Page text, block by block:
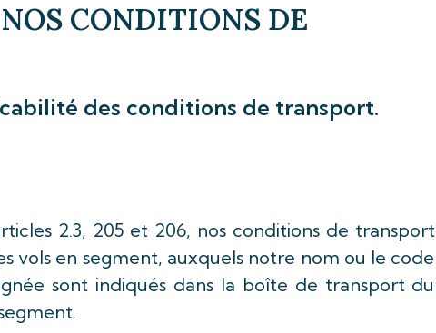
CONDITIONS DE
des conditions de transport.
2.3, 205 et 206, nos conditions de transport
vols en segment, auxquels notre nom ou le code
sont indiqués dans la boîte de transport du